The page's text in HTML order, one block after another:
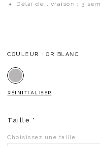
Délai de livraison : 3
COULEUR : OR BLANC
Or blanc
RÉINITIALISER
Taille *
Choisissez une taille